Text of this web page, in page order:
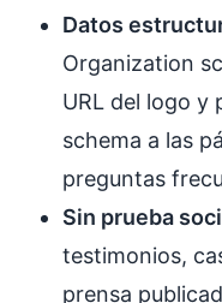
Datos
Organization
URL del logo y
schema a las
preguntas
Sin prueba
testimonios,
prensa